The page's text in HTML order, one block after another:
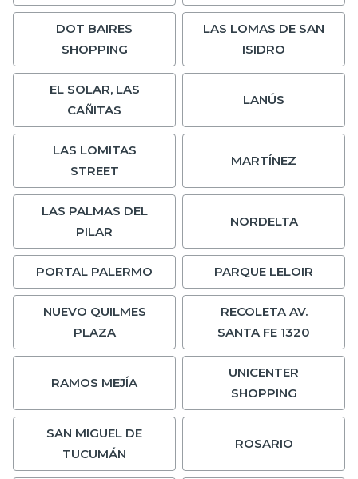
DOT BAIRES
SHOPPING
LAS LOMAS DE SAN
ISIDRO
EL SOLAR, LAS
CAÑITAS
LANÚS
LAS LOMITAS
STREET
MARTÍNEZ
LAS PALMAS DEL
PILAR
NORDELTA
PORTAL PALERMO PARQUE LELOIR
NUEVO QUILMES
PLAZA
RECOLETA AV.
SANTA FE 1320
RAMOS MEJÍA
UNICENTER
SHOPPING
SAN MIGUEL DE
TUCUMÁN
ROSARIO